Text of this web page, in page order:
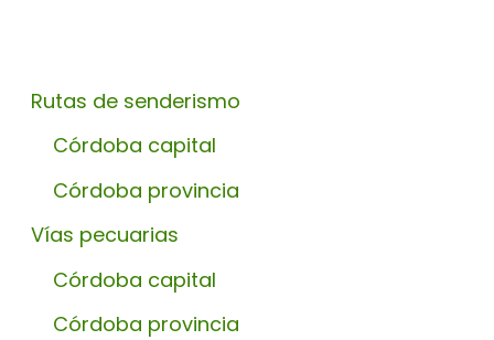
Rutas de senderismo
Córdoba capital
Córdoba provincia
Vías pecuarias
Córdoba capital
Córdoba provincia